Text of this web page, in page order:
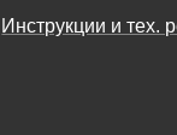
Инструкции и тех.